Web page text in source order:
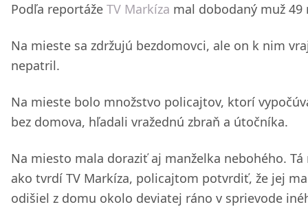
Podľa reportáže TV Markíza mal dobodaný muž 49
Na mieste sa zdržujú bezdomovci, ale on k nim
nepatril.
Na mieste bolo množstvo policajtov, ktorí
bez domova, hľadali vražednú zbraň a útočníka.
Na miesto mala doraziť aj manželka nebohého. Tá
ako tvrdí TV Markíza, policajtom potvrdiť, že jej
odišiel z domu okolo deviatej ráno v sprievode